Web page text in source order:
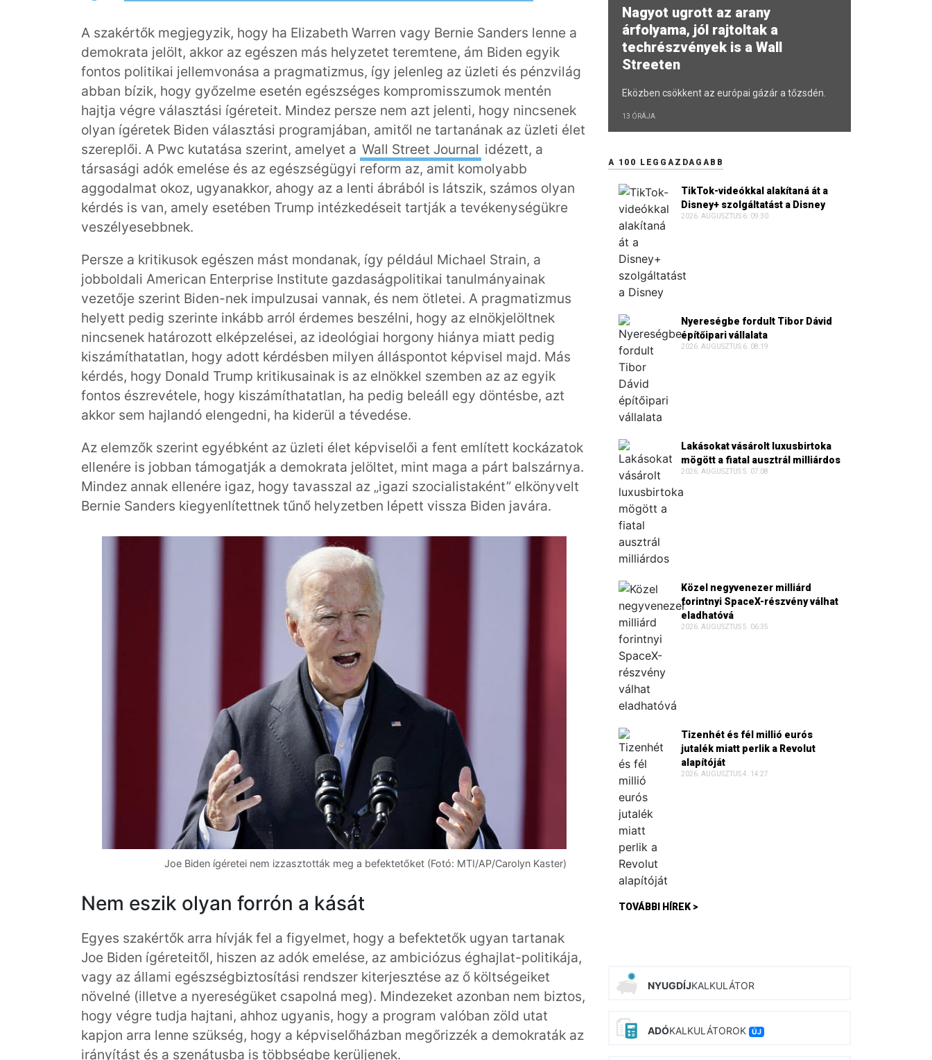
A szakértők megjegyzik, hogy ha Elizabeth Warren vagy Bernie Sanders lenne a
demokrata jelölt, akkor az egészen más helyzetet teremtene, ám Biden egyik
fontos politikai jellemvonása a pragmatizmus, így jelenleg az üzleti és pénzvilág
abban bízik, hogy győzelme esetén egészséges kompromisszumok mentén
hajtja végre választási ígéreteit. Mindez persze nem azt jelenti, hogy nincsenek
olyan ígéretek Biden választási programjában, amitől ne tartanának az üzleti élet
szereplői. A Pwc kutatása szerint, amelyet a Wall Street Journal idézett, a
társasági adók emelése és az egészségügyi reform az, amit komolyabb
aggodalmat okoz, ugyanakkor, ahogy az a lenti ábrából is látszik, számos olyan
kérdés is van, amely esetében Trump intézkedéseit tartják a tevékenységükre
veszélyesebbnek.
Persze a kritikusok egészen mást mondanak, így például Michael Strain, a
jobboldali American Enterprise Institute gazdaságpolitikai tanulmányainak
vezetője szerint Biden-nek impulzusai vannak, és nem ötletei. A pragmatizmus
helyett pedig szerinte inkább arról érdemes beszélni, hogy az elnökjelöltnek
nincsenek határozott elképzelései, az ideológiai horgony hiánya miatt pedig
kiszámíthatatlan, hogy adott kérdésben milyen álláspontot képvisel majd. Más
kérdés, hogy Donald Trump kritikusainak is az elnökkel szemben az az egyik
fontos észrevétele, hogy kiszámíthatatlan, ha pedig beleáll egy döntésbe, azt
akkor sem hajlandó elengedni, ha kiderül a tévedése.
Az elemzők szerint egyébként az üzleti élet képviselői a fent említett kockázatok
ellenére is jobban támogatják a demokrata jelöltet, mint maga a párt balszárnya.
Mindez annak ellenére igaz, hogy tavasszal az „igazi szocialistaként” elkönyvelt
Bernie Sanders kiegyenlítettnek tűnő helyzetben lépett vissza Biden javára.
Joe Biden ígéretei nem izzasztották meg a befektetőket (Fotó: MTI/AP/Carolyn Kaster)
Nem eszik olyan forrón a kását
Egyes szakértők arra hívják fel a figyelmet, hogy a befektetők ugyan tartanak
Joe Biden ígéreteitől, hiszen az adók emelése, az ambiciózus éghajlat-politikája,
vagy az állami egészségbiztosítási rendszer kiterjesztése az ő költségeiket
növelné (illetve a nyereségüket csapolná meg). Mindezeket azonban nem biztos,
hogy végre tudja hajtani, ahhoz ugyanis, hogy a program valóban zöld utat
kapjon arra lenne szükség, hogy a képviselőházban megőrizzék a demokraták az
irányítást és a szenátusba is többségbe kerüljenek.
Nagyot ugrott az arany
árfolyama, jól rajtoltak a
techrészvények is a Wall
Streeten
Eközben csökkent az európai gázár a tőzsdén.
13 ÓRÁJA
A 100 LEGGAZDAGABB
TikTok-videókkal alakítaná át a
Disney+ szolgáltatást a Disney
2026. AUGUSZTUS 6. 09:30
Nyereségbe fordult Tibor Dávid
építőipari vállalata
2026. AUGUSZTUS 6. 08:19
Lakásokat vásárolt luxusbirtoka
mögött a fiatal ausztrál milliárdos
2026. AUGUSZTUS 5. 07:08
Közel negyvenezer milliárd
forintnyi SpaceX-részvény válhat
eladhatóvá
2026. AUGUSZTUS 5. 06:35
Tizenhét és fél millió eurós
jutalék miatt perlik a Revolut
alapítóját
2026. AUGUSZTUS 4. 14:27
TOVÁBBI HÍREK >
NYUGDÍJKALKULÁTOR
ADÓKALKULÁTOROK ÚJ